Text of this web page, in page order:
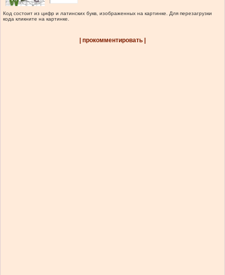
Код состоит из цифр и латинских букв, изображенных на картинке. Для перезагрузки
кода кликните на картинке.
| прокомментировать |